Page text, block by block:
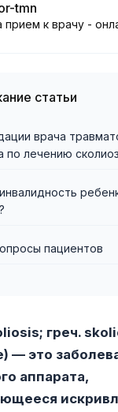
tmn
прием к врачу -
статьи
врача
по лечению
пациентов
греч.
— это
аппарата,